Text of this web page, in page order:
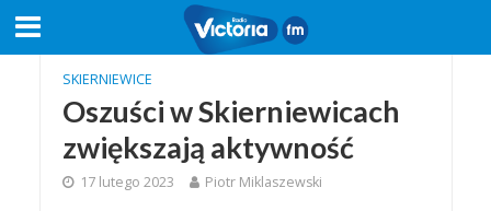
SKIERNIEWICE
Oszuści w Skierniewicach
zwiększają aktywność
17 lutego 2023 Piotr Miklaszewski